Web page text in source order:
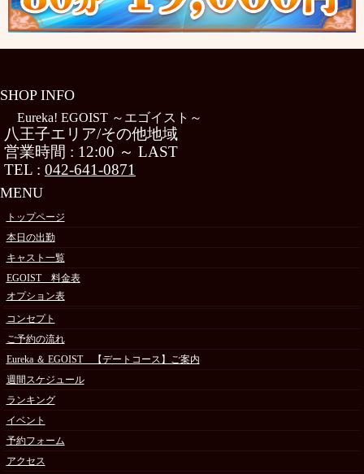
SHOP INFO
Eureka! EGOIST ～エゴイスト～
八王子エリア/その他地域
営業時間 : 12:00 ～ LAST
TEL : 042-641-0871
MENU
トップページ
本日の出勤
キャスト一覧
EGOIST 料金表
オプション表
コンセプト
ご予約の流れ
Eureka ＆ EGOIST 【デートコース】ご案内
週間スケジュール
ランキング
イベント
予約フォーム
アクセス